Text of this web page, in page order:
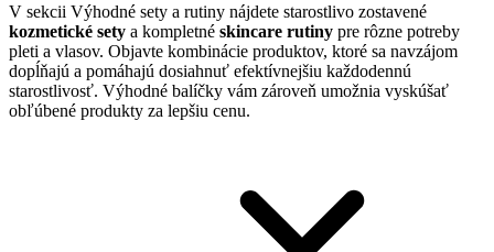
V sekcii Výhodné sety a rutiny nájdete starostlivo zostavené
kozmetické sety a kompletné skincare rutiny pre rôzne potreby
pleti a vlasov. Objavte kombinácie produktov, ktoré sa navzájom
dopĺňajú a pomáhajú dosiahnuť efektívnejšiu každodennú
starostlivosť. Výhodné balíčky vám zároveň umožnia vyskúšať
obľúbené produkty za lepšiu cenu.